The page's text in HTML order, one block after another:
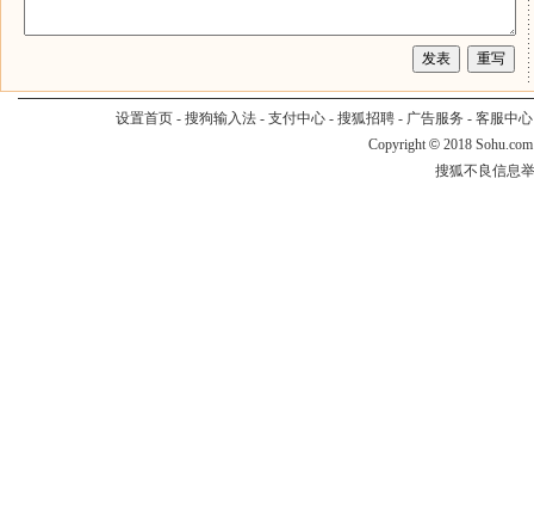
设置首页- 搜狗输入法- 支付中心- 搜狐招聘- 广告服务 - 客服中心
Copyright © 2018
搜狐不良信息